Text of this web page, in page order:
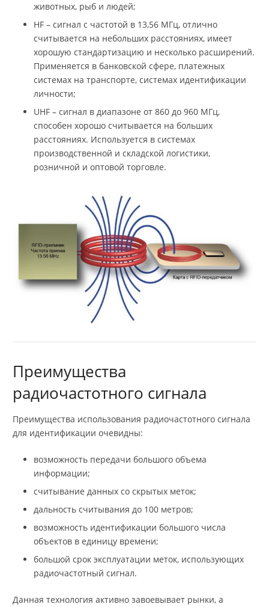
животных, рыб и людей;
HF – сигнал с частотой в 13,56 МГц, отлично
считывается на небольших расстояниях, имеет
хорошую стандартизацию и несколько расширений.
Применяется в банковской сфере, платежных
системах на транспорте, системах идентификации
личности;
UHF – сигнал в диапазоне от 860 до 960 МГц,
способен хорошо считывается на больших
расстояниях. Используется в системах
производственной и складской логистики,
розничной и оптовой торговле.
Преимущества
радиочастотного сигнала
Преимущества использования радиочастотного сигнала
для идентификации очевидны:
возможность передачи большого объема
информации;
считывание данных со скрытых меток;
дальность считывания до 100 метров;
возможность идентификации большого числа
объектов в единицу времени;
большой срок эксплуатации меток, использующих
радиочастотный сигнал.
Данная технология активно завоевывает рынки, а